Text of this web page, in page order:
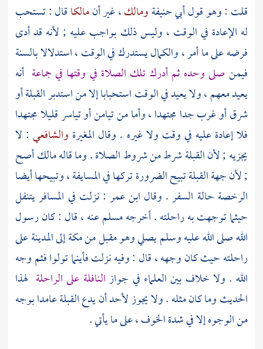
قلت : وهو قولأبي حنيفةومالك، غير أنمالكاقال : تستحب
له الإعادة في الوقت ، وليس ذلك بواجب عليه ; لأنه قد أدى
فرضه على ما أمر ، والكمال يستدرك في الوقت ، استدلالا بالسنة
فيمن صلى وحده ثم أدرك تلك الصلاة في وقتها في جماعة أنه
يعيد معهم ، ولا يعيد في الوقت استحبابا إلا من استدبر القبلة أو
شرق أو غرب جدا مجتهدا ، وأما من تيامن أو تياسر قليلا مجتهدا
فلا إعادة عليه في وقت ولا غيره . وقال المغيرة والشافعي : لا
يجزيه ; لأن القبلة شرط من شروط الصلاة . وما قاله مالك أصح
; لأن جهة القبلة تبيح الضرورة تركها في المسايفة ، وتبيحها أيضا
الرخصة حالة السفر . وقال ابن عمر : نزلت في المسافر يتنفل
حيثما توجهت به راحلته . أخرجهمسلمعنه ، قال : كان رسول
الله صلى الله عليه وسلم يصلي وهو مقبل منمكةإلىالمدينةعلى
راحلته حيث كان وجهه ، قال : وفيه نزلت فأينما تولوا فثم وجه
الله . ولا خلاف بين العلماء في جوازالنافلة على الراحلة لهذا
الحديث وما كان مثله . ولا يجوز لأحد أن يدع القبلة عامدا بوجه
من الوجوه إلا في شدة الخوف ، على ما يأتي .